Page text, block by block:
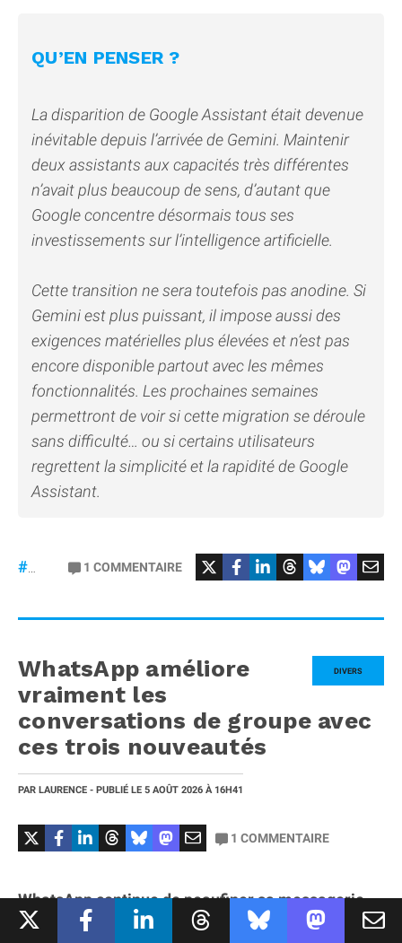
QU’EN PENSER ?
La disparition de Google Assistant était devenue
inévitable depuis l’arrivée de Gemini. Maintenir
deux assistants aux capacités très différentes
n’avait plus beaucoup de sens, d’autant que
Google concentre désormais tous ses
investissements sur l’intelligence artificielle.
Cette transition ne sera toutefois pas anodine. Si
Gemini est plus puissant, il impose aussi des
exigences matérielles plus élevées et n’est pas
encore disponible partout avec les mêmes
fonctionnalités. Les prochaines semaines
permettront de voir si cette migration se déroule
sans difficulté… ou si certains utilisateurs
regrettent la simplicité et la rapidité de Google
Assistant.
#Gemini #GoogleAssistant#Siri
1 COMMENTAIRE
DIVERS
WhatsApp améliore
vraiment les
conversations de groupe avec
ces trois nouveautés
PAR LAURENCE - PUBLIÉ LE 5 AOÛT 2026 À 16H41
1 COMMENTAIRE
WhatsApp continue de peaufiner sa messagerie.
Meta vient de déployer plusieurs nouveautés